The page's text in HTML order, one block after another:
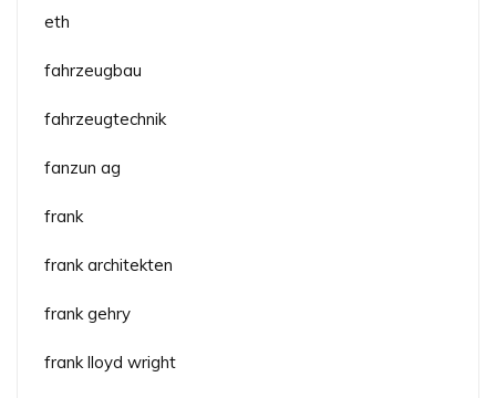
eth
fahrzeugbau
fahrzeugtechnik
fanzun ag
frank
frank architekten
frank gehry
frank lloyd wright